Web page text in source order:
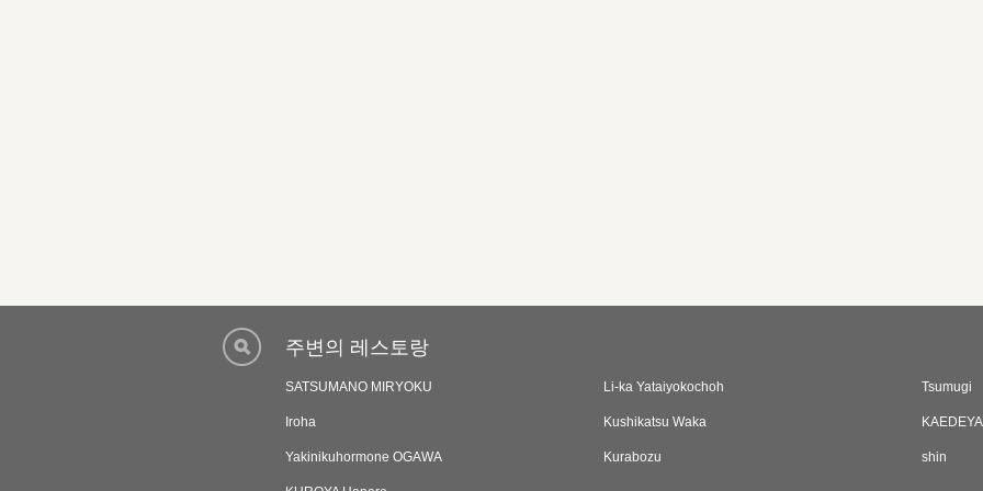
주변의 레스토랑
SATSUMANO MIRYOKU Li‐ka Yataiyokochoh Tsumugi
Iroha Kushikatsu Waka KAEDEYA
Yakinikuhormone OGAWA Kurabozu shin